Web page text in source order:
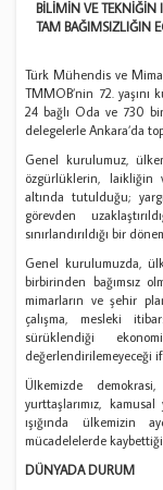
BİLİMİN VE TEKNİĞİN
TAM BAĞIMSIZLIĞIN
Türk Mühendis ve
TMMOB’nin 72. yaşını
24 bağlı Oda ve 730
delegelerle Ankara’da
Genel kurulumuz,
özgürlüklerin, laikliğin
altında tutulduğu;
görevden
sınırlandırıldığı bir
Genel kurulumuzda,
birbirinden bağımsız
mimarların ve şehir
çalışma, mesleki
sürüklendiği
değerlendirilemeyeceği
Ülkemizde
yurttaşlarımız,
ışığında ülkemizin
mücadelelerde
DÜNYADA DURUM